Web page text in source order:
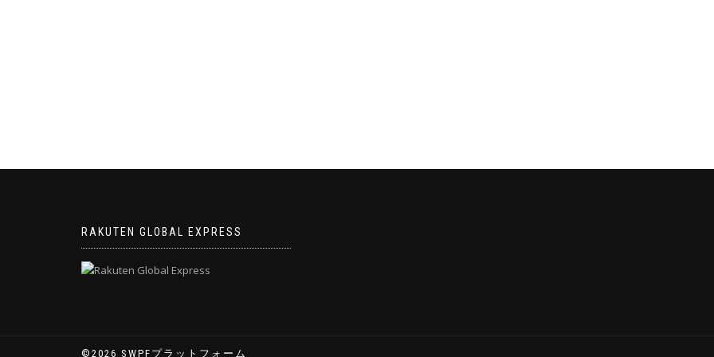
ョ
RAKUTEN GLOBAL EXPRESS
©2026 SWPFプラットフォーム